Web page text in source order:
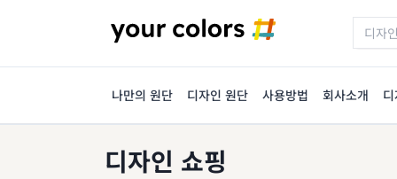
나만의 원단 디자인 원단 사용방법 회사소개
디자인 쇼핑